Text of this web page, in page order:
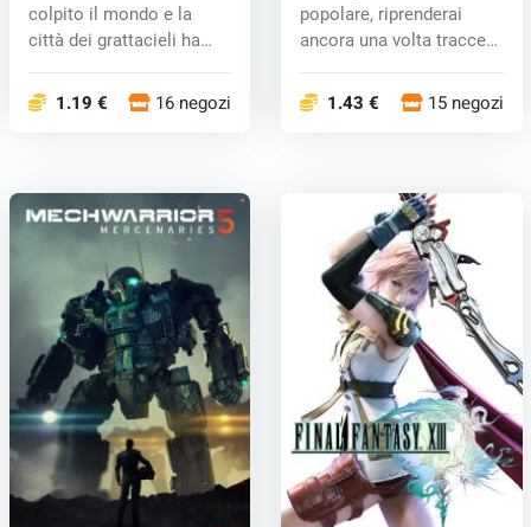
colpito il mondo e la
città dei grattacieli ha
1.19 € 16 negozi
popolare, riprenderai
ancora una volta tracce
1.43 € 15 negozi